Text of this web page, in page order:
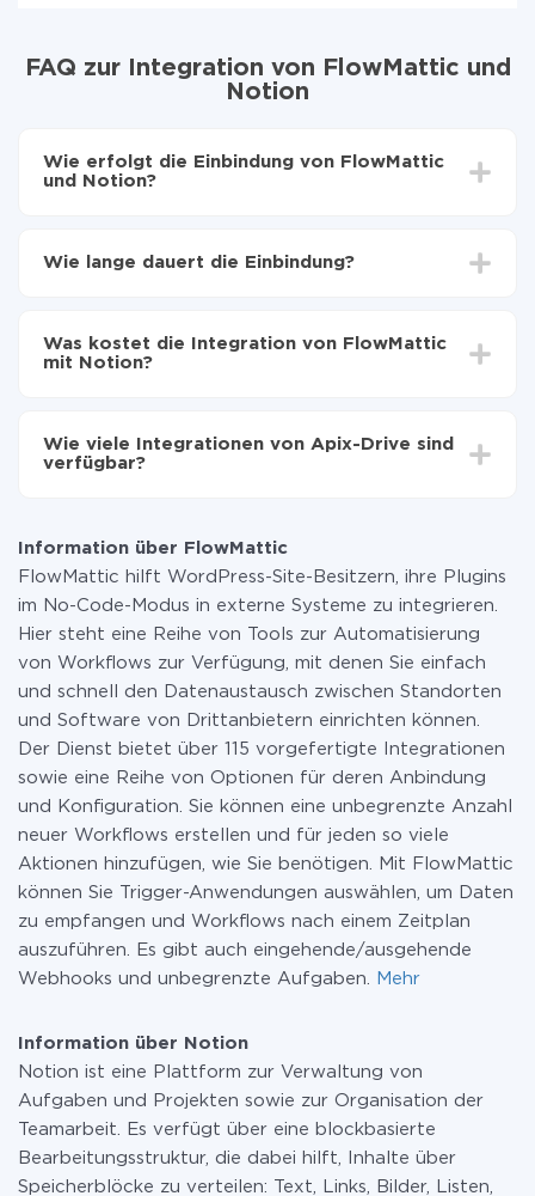
FAQ zur Integration von FlowMattic und
Notion
Wie erfolgt die Einbindung von FlowMattic
und Notion?
zu übertragen
FlowMattic auf Notion übertragen
Wie lange dauert die Einbindung?
Im Durchschnitt dauert es 10-15 Minuten.
Was kostet die Integration von FlowMattic
mit Notion?
zahlen nur für die Datenmenge, die über unseren
Service von einem System auf ein anderes übertragen
Weitere Informationen zuTarifen
Wie viele Integrationen von Apix-Drive sind
verfügbar?
Information über FlowMattic
FlowMattic hilft WordPress-Site-Besitzern, ihre Plugins
im No-Code-Modus in externe Systeme zu integrieren.
Hier steht eine Reihe von Tools zur Automatisierung
von Workflows zur Verfügung, mit denen Sie einfach
und schnell den Datenaustausch zwischen Standorten
und Software von Drittanbietern einrichten können.
Der Dienst bietet über 115 vorgefertigte Integrationen
sowie eine Reihe von Optionen für deren Anbindung
und Konfiguration. Sie können eine unbegrenzte Anzahl
neuer Workflows erstellen und für jeden so viele
Aktionen hinzufügen, wie Sie benötigen. Mit FlowMattic
können Sie Trigger-Anwendungen auswählen, um Daten
zu empfangen und Workflows nach einem Zeitplan
auszuführen. Es gibt auch eingehende/ausgehende
Webhooks und unbegrenzte Aufgaben.
Mehr
Information über Notion
Notion ist eine Plattform zur Verwaltung von
Aufgaben und Projekten sowie zur Organisation der
Teamarbeit. Es verfügt über eine blockbasierte
Bearbeitungsstruktur, die dabei hilft, Inhalte über
Speicherblöcke zu verteilen: Text, Links, Bilder, Listen,